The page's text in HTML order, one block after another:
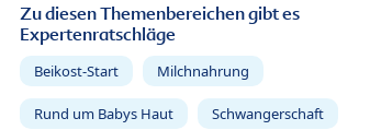
Zu diesen Themenbereichen gibt es
Expertenratschläge
Beikost-Start Milchnahrung
Rund um Babys Haut Schwangerschaft